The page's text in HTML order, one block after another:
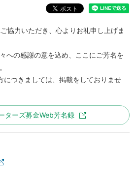
協力いただき、心よりお礼申し上げま
への感謝の意を込め、ここにご芳名を
につきましては、掲載をしておりませ
ターズ募金Web芳名録